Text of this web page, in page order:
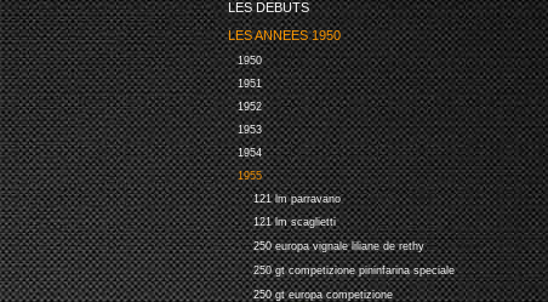
LES DEBUTS
LES ANNEES 1950
1950
1951
1952
1953
1954
1955
121 lm parravano
121 lm scaglietti
250 europa vignale liliane de rethy
250 gt competizione pininfarina speciale
250 gt europa competizione